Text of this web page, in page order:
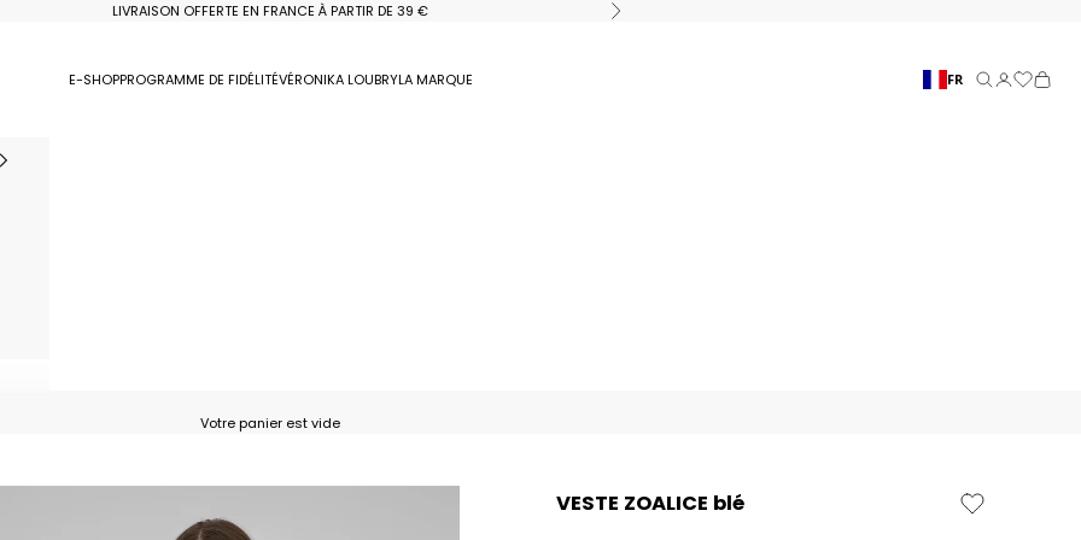
LIVRAISON OFFERTE EN FRANCE À PARTIR DE 39 € Suivant
E-SHOPPROGRAMME DE FIDÉLITÉVÉRONIKA LOUBRYLA MARQUE FR Recherche
Connexion
Panier
Votre panier est vide
VESTE ZOALICE blé